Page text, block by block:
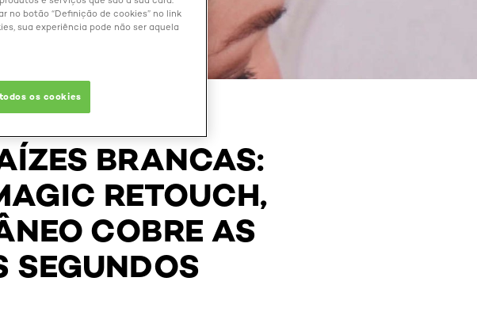
BRANCAS:
RETOUCH,
COBRE AS
SEGUNDOS
no botão “Definição de cookies” no link
sua experiência pode não ser aquela
os cookies